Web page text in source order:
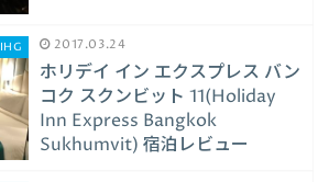
IHG 2017.03.24
ホリデイ イン エクスプレス バン
コク スクンビット 11(Holiday
Inn Express Bangkok
Sukhumvit) 宿泊レビュー